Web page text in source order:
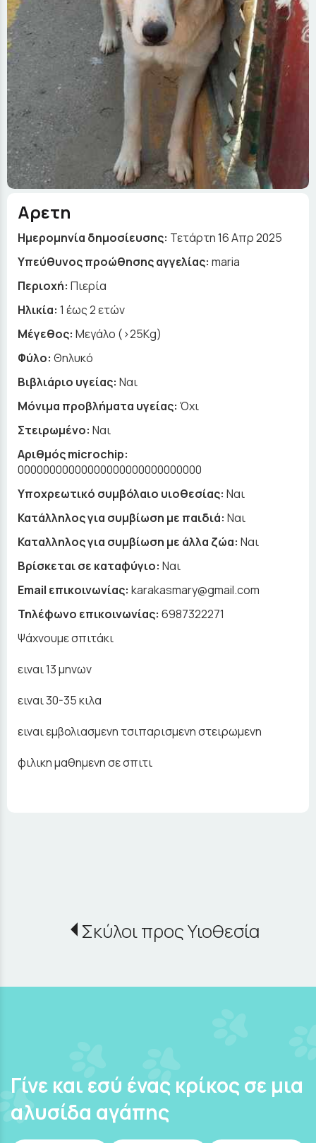
Αρετη
Ημερομηνία δημοσίευσης: Τετάρτη 16 Απρ 2025
Yπεύθυνος προώθησης αγγελίας: maria
Περιοχή: Πιερία
Ηλικία: 1 έως 2 ετών
Μέγεθος: Μεγάλο (>25Kg)
Φύλο: Θηλυκό
Βιβλιάριο υγείας: Ναι
Μόνιμα προβλήματα υγείας: Όχι
Στειρωμένο: Ναι
Αριθμός microchip:
00000000000000000000000000000
Υποχρεωτικό συμβόλαιο υιοθεσίας: Ναι
Κατάλληλος για συμβίωση με παιδιά: Ναι
Καταλληλος για συμβίωση με άλλα ζώα: Ναι
Βρίσκεται σε καταφύγιο: Ναι
Email επικοινωνίας: karakasmary@gmail.com
Τηλέφωνο επικοινωνίας: 6987322271
Ψάχνουμε σπιτάκι
ειναι 13 μηνων
ειναι 30-35 κιλα
ειναι εμβολιασμενη τσιπαρισμενη στειρωμενη
φιλικη μαθημενη σε σπιτι
Σκύλοι προς Υιοθεσία
Γίνε και εσύ ένας κρίκος σε μια
αλυσίδα αγάπης